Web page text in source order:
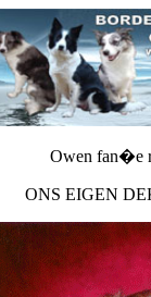
Owen fan�e
ONS EIGEN